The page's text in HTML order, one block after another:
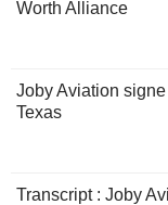
Worth Alliance
Joby Aviation
Texas
Transcript : Joby